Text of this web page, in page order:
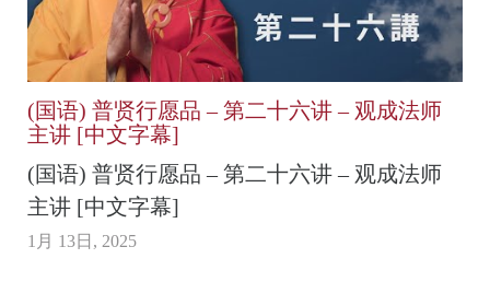
(国语) 普贤行愿品 – 第二十六讲 – 观成法师
主讲 [中文字幕]
(国语) 普贤行愿品 – 第二十六讲 – 观成法师
主讲 [中文字幕]
1月 13日, 2025